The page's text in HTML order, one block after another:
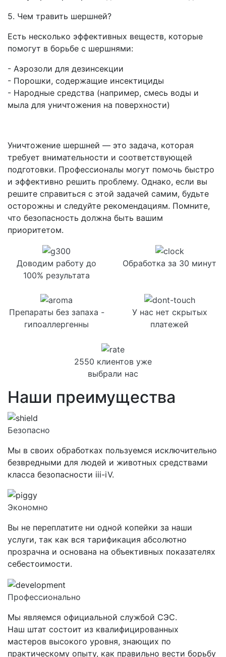
5. Чем травить шершней?
Есть несколько эффективных веществ, которые
помогут в борьбе с шершнями:
- Аэрозоли для дезинсекции
- Порошки, содержащие инсектициды
- Народные средства (например, смесь воды и
мыла для уничтожения на поверхности)
Уничтожение шершней — это задача, которая
требует внимательности и соответствующей
подготовки. Профессионалы могут помочь быстро
и эффективно решить проблему. Однако, если вы
решите справиться с этой задачей самим, будьте
осторожны и следуйте рекомендациям. Помните,
что безопасность должна быть вашим
приоритетом.
Доводим работу до
100% результата
Обработка за 30 минут
Препараты без запаха -
гипоаллергенны
У нас нет скрытых
платежей
2550 клиентов уже
выбрали нас
Наши преимущества
Безопасно
Мы в своих обработках пользуемся исключительно
безвредными для людей и животных средствами
класса безопасности iii-iV.
Экономно
Вы не переплатите ни одной копейки за наши
услуги, так как вся тарификация абсолютно
прозрачна и основана на объективных показателях
себестоимости.
Профессионально
Мы являемся официальной службой СЭС.
Наш штат состоит из квалифицированных
мастеров высокого уровня, знающих по
практическому опыту, как правильно вести борьбу